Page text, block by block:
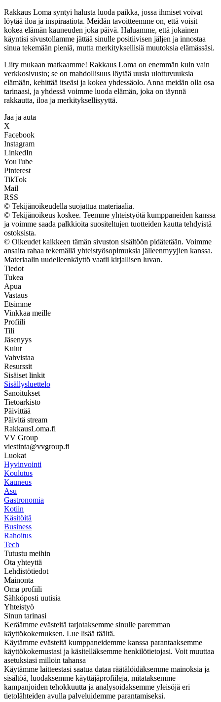
Rakkaus Loma syntyi halusta luoda paikka, jossa ihmiset voivat
löytää iloa ja inspiraatiota. Meidän tavoitteemme on, että voisit
kokea elämän kauneuden joka päivä. Haluamme, että jokainen
käyntisi sivustollamme jättää sinulle positiivisen jäljen ja innostaa
sinua tekemään pieniä, mutta merkityksellisiä muutoksia elämässäsi.
Liity mukaan matkaamme! Rakkaus Loma on enemmän kuin vain
verkkosivusto; se on mahdollisuus löytää uusia ulottuvuuksia
elämään, kehittää itseäsi ja kokea yhdessäolo. Anna meidän olla osa
tarinaasi, ja yhdessä voimme luoda elämän, joka on täynnä
rakkautta, iloa ja merkityksellisyyttä.
Jaa ja auta
X
Facebook
Instagram
LinkedIn
YouTube
Pinterest
TikTok
Mail
RSS
© Tekijänoikeudella suojattua materiaalia.
© Tekijänoikeus koskee. Teemme yhteistyötä kumppaneiden kanssa
ja voimme saada palkkioita suositeltujen tuotteiden kautta tehdyistä
ostoksista.
© Oikeudet kaikkeen tämän sivuston sisältöön pidätetään. Voimme
ansaita rahaa tekemällä yhteistyösopimuksia jälleenmyyjien kanssa.
Materiaalin uudelleenkäyttö vaatii kirjallisen luvan.
Tiedot
Tukea
Apua
Vastaus
Etsimme
Vinkkaa meille
Profiili
Tili
Jäsenyys
Kulut
Vahvistaa
Resurssit
Sisäiset linkit
Sisällysluettelo
Sanoitukset
Tietoarkisto
Päivittää
Päivitä stream
RakkausLoma.fi
VV Group
viestinta@vvgroup.fi
Luokat
Hyvinvointi
Koulutus
Kauneus
Asu
Gastronomia
Kotiin
Käsitöitä
Business
Rahoitus
Tech
Tutustu meihin
Ota yhteyttä
Lehdistötiedot
Mainonta
Oma profiili
Sähköposti uutisia
Yhteistyö
Sinun tarinasi
Keräämme evästeitä tarjotaksemme sinulle paremman
käyttökokemuksen. Lue lisää täältä.
Käytämme evästeitä kumppaneidemme kanssa parantaaksemme
käyttökokemustasi ja käsitelläksemme henkilötietojasi. Voit muuttaa
asetuksiasi milloin tahansa
Käytämme laitteestasi saatua dataa räätälöidäksemme mainoksia ja
sisältöä, luodaksemme käyttäjäprofiileja, mitataksemme
kampanjoiden tehokkuutta ja analysoidaksemme yleisöjä eri
tietolähteiden avulla palveluidemme parantamiseksi.